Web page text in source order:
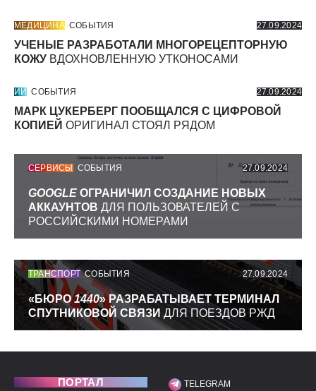
МЕДИЦИНА СОБЫТИЯ 27.09.2024
УЧЕНЫЕ РАЗРАБОТАЛИ МНОГОРЕЦЕПТОРНУЮ
КОЖУ ВДОХНОВЛЕННУЮ УТКОНОСАМИ
ИИ СОБЫТИЯ 27.09.2024
МАРК ЦУКЕРБЕРГ ПООБЩАЛСЯ С ЦИФРОВОЙ
КОПИЕЙ ОРИГИНАЛ СТОЯЛ РЯДОМ
СЕРВИСЫ СОБЫТИЯ 27.09.2024
GOOGLE ОГРАНИЧИЛ СОЗДАНИЕ НОВЫХ
АККАУНТОВ ДЛЯ ПОЛЬЗОВАТЕЛЕЙ С
РОССИЙСКИМИ НОМЕРАМИ
ТРАНСПОРТ СОБЫТИЯ 27.09.2024
«БЮРО1440» РАЗРАБАТЫВАЕТ ТЕРМИНАЛ
СПУТНИКОВОЙ СВЯЗИ ДЛЯ ПОЕЗДОВ РЖД
ПОРТАЛ МЫ В СОЦИАЛЬНЫХ
TELEGRAM